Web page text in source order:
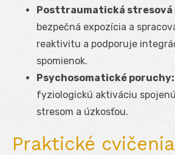
Posttraumatická stresová
bezpečná expozícia a
reaktivitu a podporuje
spomienok.
Psychosomatické poruchy:
fyziologickú aktiváciu
stresom a úzkosťou.
Praktické